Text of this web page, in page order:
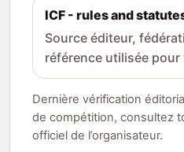
ICF - rules and
Source éditeur,
référence utilisée
Dernière vérification
de compétition, consultez
officiel de l’organisateur.